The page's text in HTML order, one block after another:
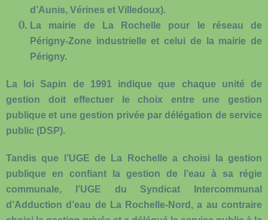
d’Aunis, Vérines et Villedoux).
La mairie de La Rochelle pour le réseau de
Périgny-Zone industrielle et celui de la mairie de
Périgny.
La loi Sapin de 1991 indique que chaque unité de
gestion doit effectuer le choix entre une gestion
publique et une gestion privée par délégation de service
public (DSP).
Tandis que l’UGE de La Rochelle a choisi la gestion
publique en confiant la gestion de l’eau à sa régie
communale, l’UGE du Syndicat Intercommunal
d’Adduction d’eau de La Rochelle-Nord, a au contraire